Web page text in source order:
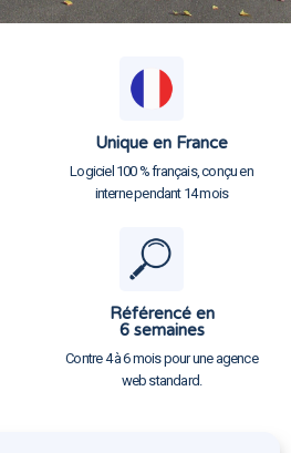
Unique en France
Logiciel 100 % français, conçu en
interne pendant 14 mois
Référencé en
6 semaines
Contre 4 à 6 mois pour une agence
web standard.